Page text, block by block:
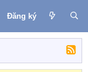
Đăng ký